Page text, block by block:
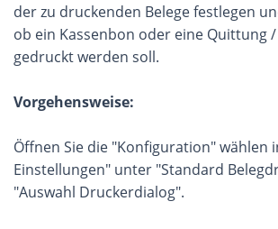
der zu druckenden Belege festlegen
ob ein Kassenbon oder eine Quittung
gedruckt werden soll.
Vorgehensweise:
Öffnen Sie die "Konfiguration" wählen
Einstellungen" unter "Standard
"Auswahl Druckerdialog".